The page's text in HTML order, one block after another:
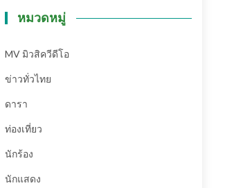
หมวดหมู่
MV มิวสิควีดีโอ
ข่าวทั่วไทย
ดารา
ท่องเที่ยว
นักร้อง
นักแสดง